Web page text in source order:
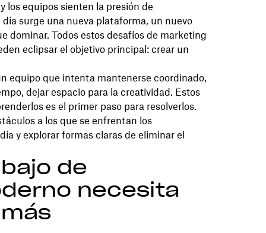
los equipos sienten la presión de
surge una nueva plataforma, un nuevo
dominar. Todos estos desafíos de marketing
eclipsar el objetivo principal: crear un
equipo que intenta mantenerse coordinado,
dejar espacio para la creatividad. Estos
es el primer paso para resolverlos.
a los que se enfrentan los
y explorar formas claras de eliminar el
de
necesita